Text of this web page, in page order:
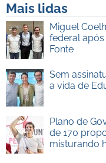
Mais lidas
Miguel
federal
Fonte
Sem
a vida de
Plano de
de 170
misturando